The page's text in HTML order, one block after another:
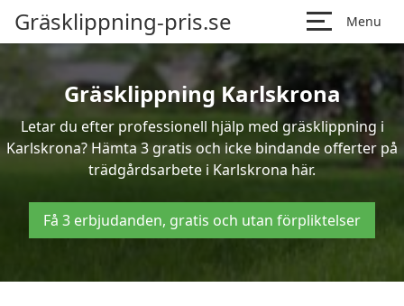
Gräsklippning-pris.se Menu
Gräsklippning Karlskrona
Letar du efter professionell hjälp med gräsklippning i
Karlskrona? Hämta 3 gratis och icke bindande offerter på
trädgårdsarbete i Karlskrona här.
Få 3 erbjudanden, gratis och utan förpliktelser